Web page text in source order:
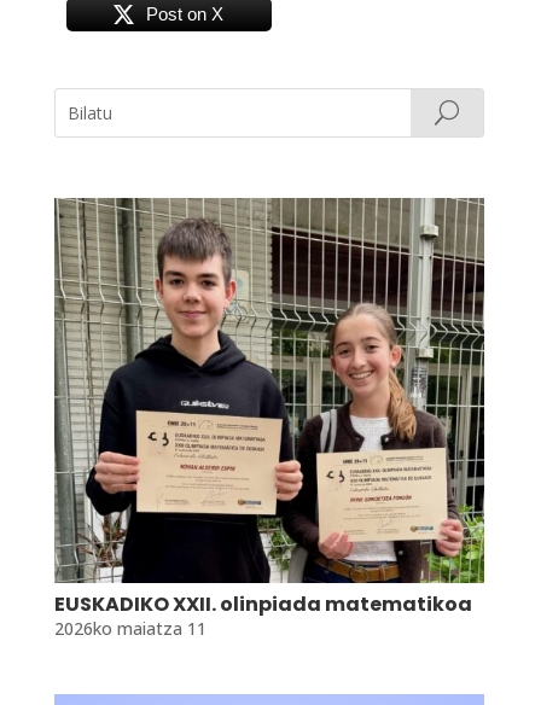
Post on X
EUSKADIKO XXII. olinpiada matematikoa
2026ko maiatza 11